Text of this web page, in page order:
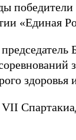
«Единая